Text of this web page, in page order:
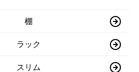
棚
ラック
スリム